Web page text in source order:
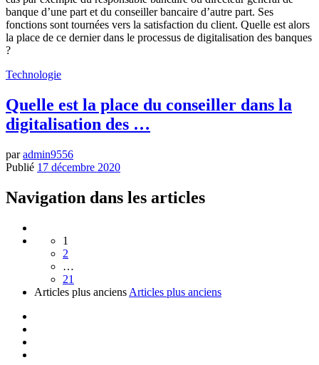
banque d’une part et du conseiller bancaire d’autre part. Ses
fonctions sont tournées vers la satisfaction du client. Quelle est alors
la place de ce dernier dans le processus de digitalisation des banques
?
Technologie
Quelle est la place du conseiller dans la
digitalisation des …
paradmin9556
Publié 17 décembre 2020
Navigation dans les articles
1
2
…
21
Articles plus anciens Articles plus anciens